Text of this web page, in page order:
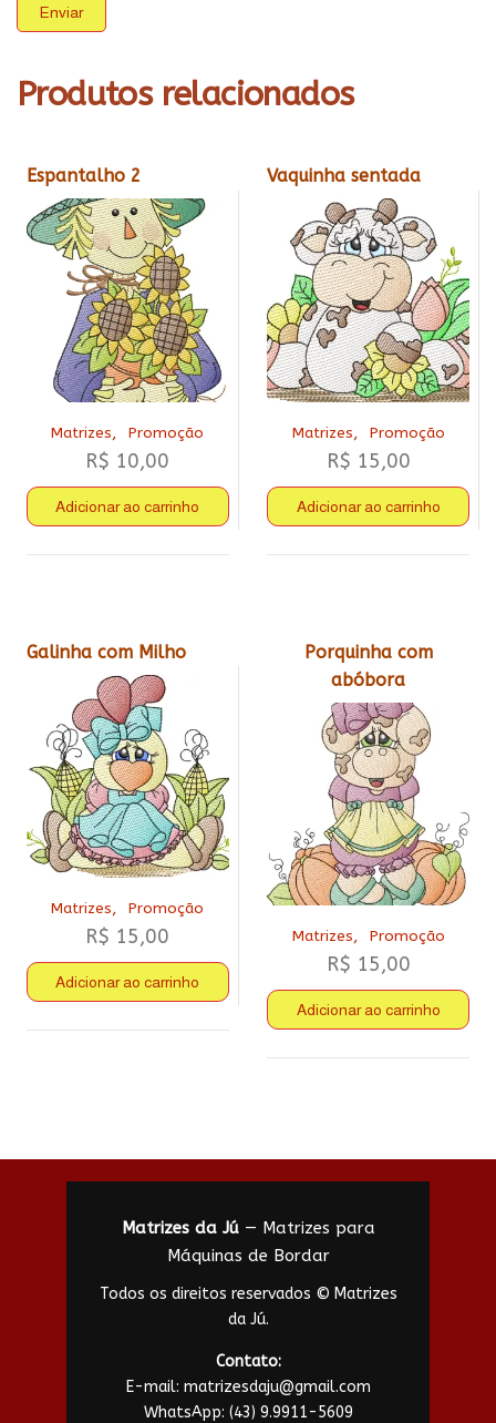
Produtos relacionados
Espantalho 2
Matrizes, Promoção
R$ 10,00
Adicionar ao carrinho
Vaquinha sentada
Matrizes, Promoção
R$ 15,00
Adicionar ao carrinho
Galinha com Milho
Matrizes, Promoção
R$ 15,00
Adicionar ao carrinho
Porquinha com
abóbora
Matrizes, Promoção
R$ 15,00
Adicionar ao carrinho
Matrizes da Jú— Matrizes para
Máquinas de Bordar
Todos os direitos reservados © Matrizes
da Jú.
Contato:
E-mail: matrizesdaju@gmail.com
WhatsApp: (43) 9.9911-5609